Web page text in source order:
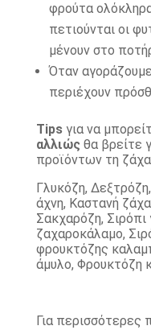
φρούτα
πετιούνται οι
μένουν στο
Όταν
περιέχουν
Tipsγια να
αλλιώς θα βρείτε
προϊόντων τη
Γλυκόζη,
άχνη, Καστανή
Σακχαρόζη, Σιρόπι
ζαχαροκάλαμο,
φρουκτόζης
άμυλο, Φρουκτόζη
Για περισσότερες